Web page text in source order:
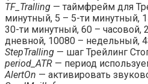
TF_Tralling — таймфрейм для
минутный, 5 – 5-ти минутный,
30-ти минутный, 60 – часовой,
дневной, 10080 – недельный,
StepTralling — шаг Трейлинг
period_ATR — период
AlertOn — активировать